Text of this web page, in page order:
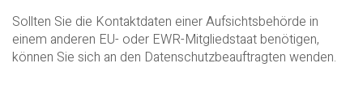
Sollten Sie die Kontaktdaten einer Aufsichtsbehörde in
einem anderen EU- oder EWR-Mitgliedstaat benötigen,
können Sie sich an den Datenschutzbeauftragten wenden.